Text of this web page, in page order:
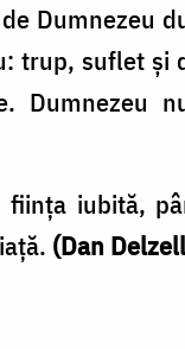
Dumnezeu
trup, suflet şi
Dumnezeu
iubită,
(Dan